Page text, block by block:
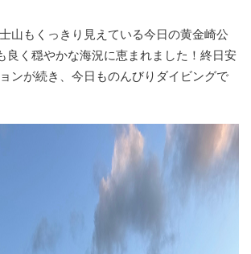
山もくっきり見えている今日の黄金崎公
良く穏やかな海況に恵まれました！終日安
ンが続き、今日ものんびりダイビングで